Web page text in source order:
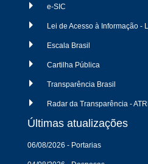
e-SIC
Lei de Acesso à Informação -
Escala Brasil
Cartilha Pública
Transparência Brasil
Radar da Transparência -
Últimas atualizações
06/08/2026 - Portarias